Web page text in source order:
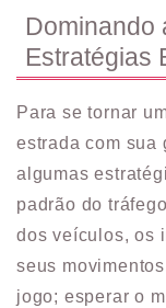
Dominando
Estratégias
Para se tornar
estrada com sua
algumas
padrão do
dos veículos, os
seus
jogo; esperar o